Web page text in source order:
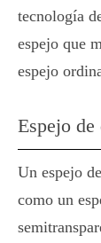
tecnología
espejo que
espejo
Espejo de
Un espejo
como un